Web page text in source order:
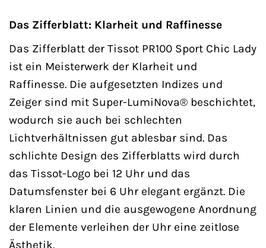
Das Zifferblatt: Klarheit und Raffinesse
Das Zifferblatt der Tissot PR100 Sport Chic Lady
ist ein Meisterwerk der Klarheit und
Raffinesse. Die aufgesetzten Indizes und
Zeiger sind mit Super-LumiNova® beschichtet,
wodurch sie auch bei schlechten
Lichtverhältnissen gut ablesbar sind. Das
schlichte Design des Zifferblatts wird durch
das Tissot-Logo bei 12 Uhr und das
Datumsfenster bei 6 Uhr elegant ergänzt. Die
klaren Linien und die ausgewogene Anordnung
der Elemente verleihen der Uhr eine zeitlose
Ästhetik.